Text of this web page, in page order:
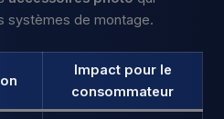
systèmes de montage.
Impact pour le
consommateur